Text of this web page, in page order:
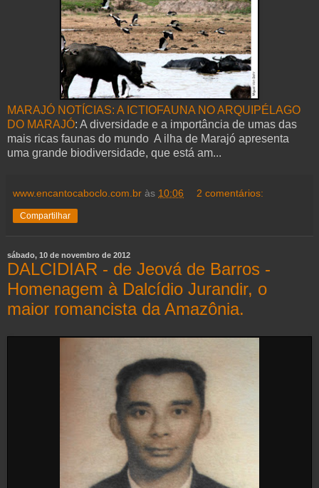
MARAJÓ NOTÍCIAS: A ICTIOFAUNA NO ARQUIPÉLAGO
DO MARAJÓ: A diversidade e a importância de umas das
mais ricas faunas do mundo A ilha de Marajó apresenta
uma grande biodiversidade, que está am...
www.encantocaboclo.com.br às 10:06 2 comentários:
Compartilhar
sábado, 10 de novembro de 2012
DALCIDIAR - de Jeová de Barros -
Homenagem à Dalcídio Jurandir, o
maior romancista da Amazônia.